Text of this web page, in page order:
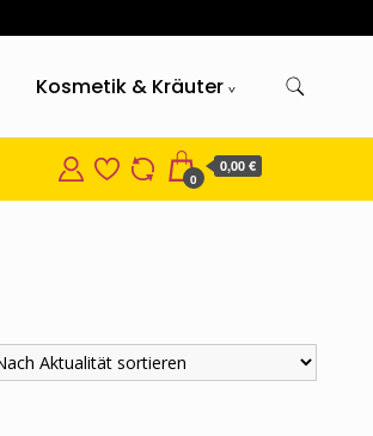
Kosmetik & Kräuter
0
0,00 €